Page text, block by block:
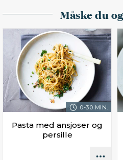
Måske du
0-30 MIN.
Pasta med ansjoser og
persille